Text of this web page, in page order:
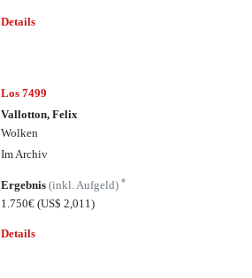
Details
Los 7499
Vallotton, Felix
Wolken
Im Archiv
Ergebnis(inkl. Aufgeld)*
1.750€(US$ 2,011)
Details